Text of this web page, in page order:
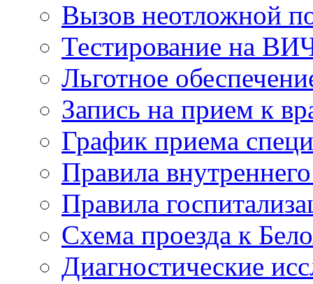
Вызов неотложной
Тестирование на
Льготное
Запись на прием к
График приема
Правила
Правила
Схема проезда к
Диагностические